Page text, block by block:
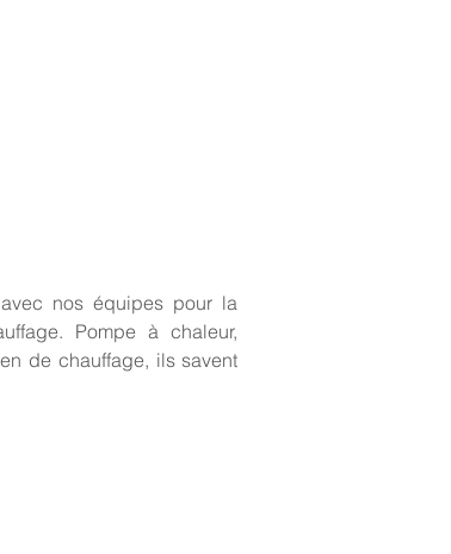
avec nos équipes pour la
Pompe à chaleur,
de chauffage, ils savent